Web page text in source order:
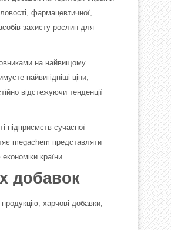
фармацевтичної,
захисту рослин для
на найвищому
найвигідніші ціни,
відстежуючи тенденції
підприємств сучасної
megachem представляти
країни.
добавок
харчові добавки,